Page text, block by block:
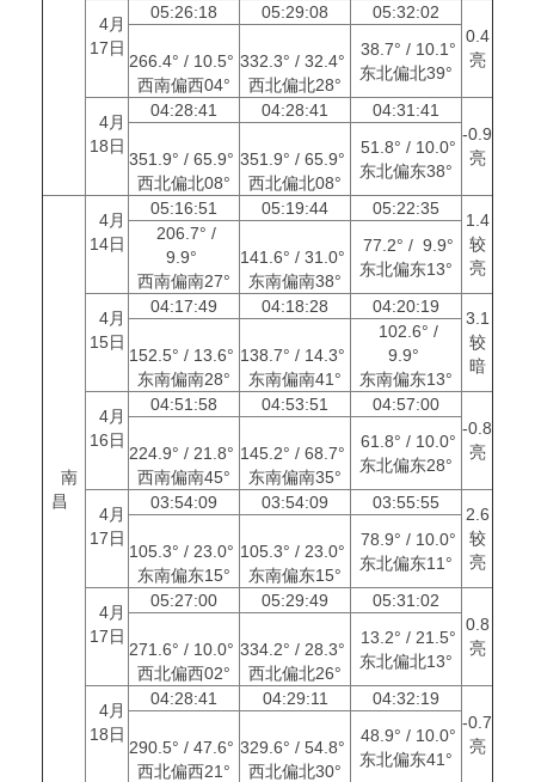
4月
17日
05:26:18 05:29:08
05:32:02
0.4
亮
266.4° / 10.5°
西南偏西04°
332.3° / 32.4°
西北偏北28°
38.7° / 10.1°
东北偏北39°
4月
18日
04:28:41 04:28:41
04:31:41
-0.9
亮
351.9° / 65.9°
西北偏北08°
351.9° / 65.9°
西北偏北08°
51.8° / 10.0°
东北偏东38°
南
昌
4月
14日
05:16:51 05:19:44 05:22:35
1.4
较
亮
206.7° /
9.9°
西南偏南27°
141.6° / 31.0°
东南偏南38°
77.2° / 9.9°
东北偏东13°
4月
15日
04:17:49 04:18:28 04:20:19
3.1
较
暗
152.5° / 13.6°
东南偏南28°
138.7° / 14.3°
东南偏南41°
102.6° /
9.9°
东南偏东13°
4月
16日
04:51:58 04:53:51
04:57:00
-0.8
亮
224.9° / 21.8°
西南偏南45°
145.2° / 68.7°
东南偏南35°
61.8° / 10.0°
东北偏东28°
4月
17日
03:54:09 03:54:09 03:55:55
2.6
较
亮
105.3° / 23.0°
东南偏东15°
105.3° / 23.0°
东南偏东15°
78.9° / 10.0°
东北偏东11°
4月
17日
05:27:00 05:29:49
05:31:02
0.8
亮
271.6° / 10.0°
西北偏西02°
334.2° / 28.3°
西北偏北26°
13.2° / 21.5°
东北偏北13°
4月
18日
04:28:41 04:29:11
04:32:19
-0.7
亮
290.5° / 47.6°
西北偏西21°
329.6° / 54.8°
西北偏北30°
48.9° / 10.0°
东北偏东41°